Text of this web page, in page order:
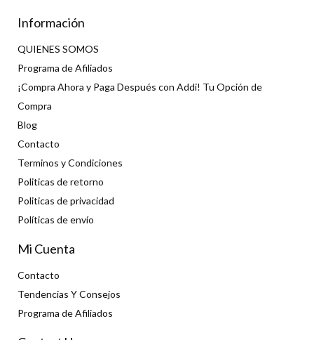
Información
QUIENES SOMOS
Programa de Afiliados
¡Compra Ahora y Paga Después con Addi! Tu Opción de
Compra
Blog
Contacto
Terminos y Condiciones
Politicas de retorno
Politicas de privacidad
Políticas de envío
Mi Cuenta
Contacto
Tendencias Y Consejos
Programa de Afiliados